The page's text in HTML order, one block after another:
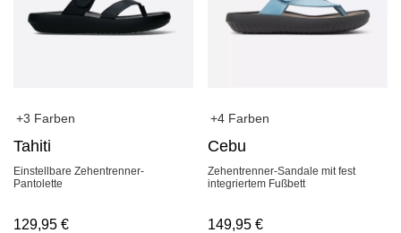
+3 Farben
Tahiti
Einstellbare Zehentrenner-
Pantolette
129,95 €
+4 Farben
Cebu
Zehentrenner-Sandale mit fest
integriertem Fußbett
149,95€